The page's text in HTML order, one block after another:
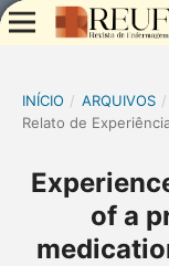
INÍCIO / ARQUIVOS /
Relato de
of a